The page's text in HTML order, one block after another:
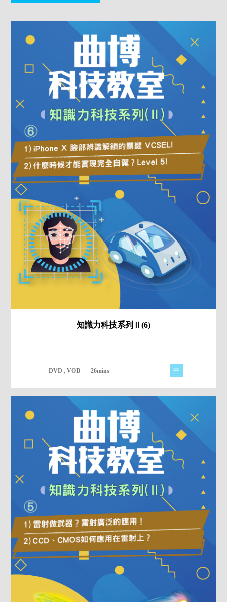
知識力科技系列Ⅱ(6)
DVD , VOD 26mins 中